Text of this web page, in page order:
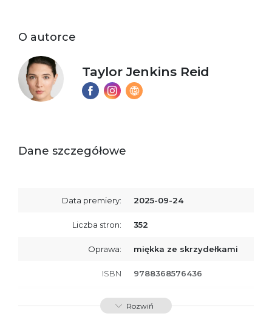
O autorce
Taylor Jenkins Reid
Dane szczegółowe
Data premiery: 2025-09-24
Liczba stron: 352
Oprawa: miękka ze skrzydełkami
ISBN 9788368576436
SKU: K801005
Rozwiń